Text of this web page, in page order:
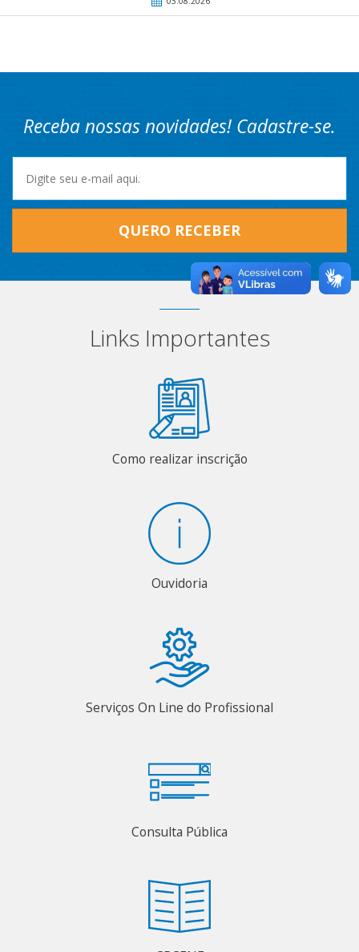
Receba nossas novidades! Cadastre-se.
QUERO RECEBER
Links Importantes
Como realizar inscrição
Ouvidoria
Serviços On Line do Profissional
Consulta Pública